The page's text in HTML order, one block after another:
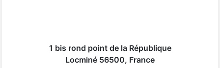
1 bis rond point de la République
Locminé 56500, France